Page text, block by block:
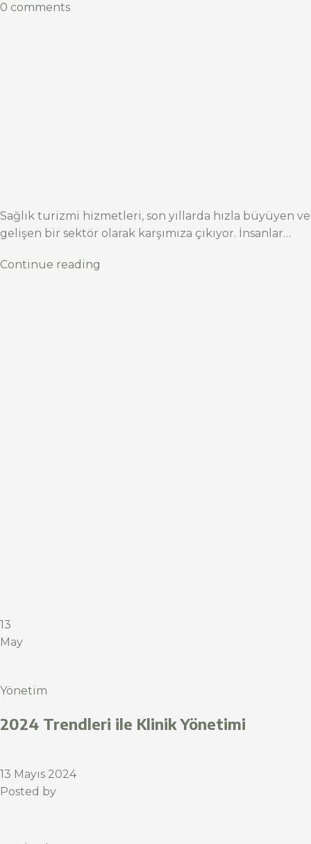
0 comments
Sağlık turizmi hizmetleri, son yıllarda hızla büyüyen ve
gelişen bir sektör olarak karşımıza çıkıyor. İnsanlar…
Continue reading
13
May
Yönetim
2024 Trendleri ile Klinik Yönetimi
13 Mayıs 2024
Posted by